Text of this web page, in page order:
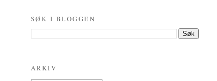
SØK I BLOGGEN
ARKIV